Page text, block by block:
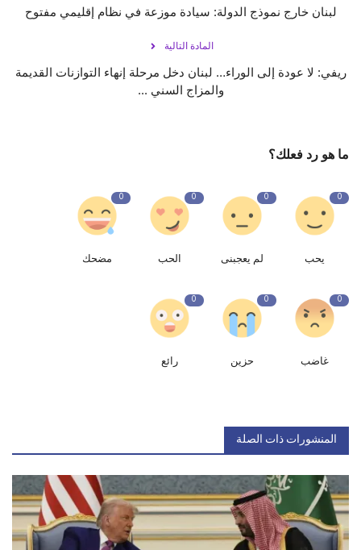
لبنان خارج نموذج الدولة: سيادة موزعة في نظام إقليمي مفتوح
المادة التالية
ريفي: لا عودة إلى الوراء… لبنان دخل مرحلة إنهاء التوازنات القديمة
والمزاج السني ...
ما هو رد فعلك؟
0
يحب
0
لم يعجبنى
0
الحب
0
مضحك
0
غاضب
0
حزين
0
رائع
المنشورات ذات الصلة